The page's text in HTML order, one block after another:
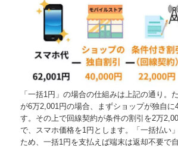
「一括1円」の場合の仕組みは上記の通り。
が6万2,001円の場合、まずショップが独自に
す。その上で回線契約が条件の割引を2万
で、スマホ価格を1円とします。「一括払い
ため、一括1円を支払えば端末は返却不要で